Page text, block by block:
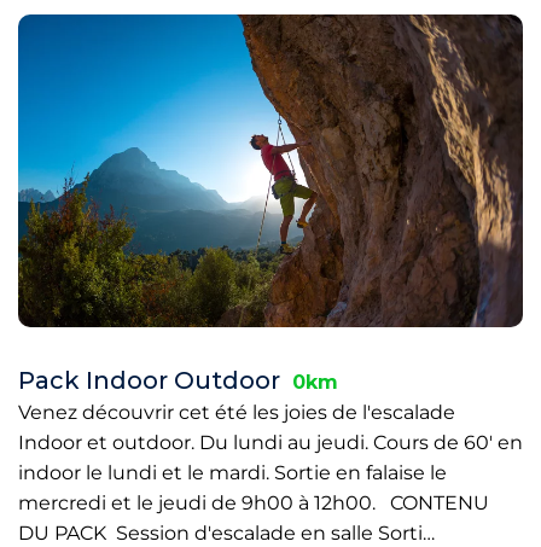
Pack Indoor Outdoor 0km
Venez découvrir cet été les joies de l'escalade
Indoor et outdoor. Du lundi au jeudi. Cours de 60' en
indoor le lundi et le mardi. Sortie en falaise le
mercredi et le jeudi de 9h00 à 12h00. CONTENU
DU PACK Session d'escalade en salle Sorti…